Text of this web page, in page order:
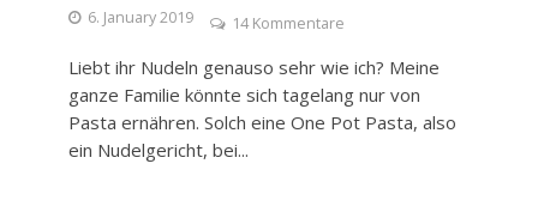
6. January 2019 14 Kommentare
Liebt ihr Nudeln genauso sehr wie ich? Meine
ganze Familie könnte sich tagelang nur von
Pasta ernähren. Solch eine One Pot Pasta, also
ein Nudelgericht, bei...